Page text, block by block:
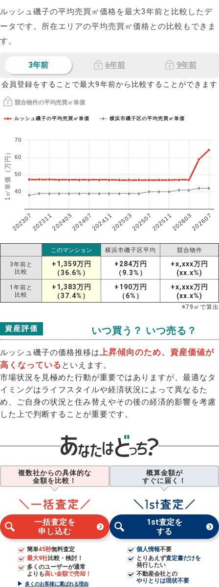
ルッシュ磯子の平均売買㎡価格を最大3年前と比較したデ
ータです。所在エリアの平均売買㎡価格との比較もできま
す。
3年前 6年前 9年前
会員登録をすることで最大9年前から比較することができます
競合物件の平均売買㎡単価
1㎡単価（万円）
ルッシュ磯子の平均売買㎡単価 横浜市磯子区の平均売買㎡単価
202307202311202403202407202411202503202507202511202603202607
40
50
60
70
このマンション 横浜市磯子区平均 競合物件
3年前と
比較
+1,359万円
（36.6%）
+284万円
（9.3%）
+x,xxx万円
(xx.x%)
1年前と
比較
+1,383万円
（37.4%）
+190万円
（6%）
+x,xxx万円
(xx.x%)
※79 ㎡で算出
資産評価 いつ買う？ いつ売る？
ルッシュ磯子の価格推移は 上昇傾向のため、資産価値が
高くなっている といえます。
市場状況を見極めた行動が重要ではありますが、最適なタ
イミングはライフスタイルや経済状況によって異なるた
め、ご自身の状況と住み替えやその後の経済的影響を考慮
した上で判断することが重要です。
複数社からの具体的な
金額を比較！
一括査定を
申し込む
簡単45秒無料査定
最大9社比較・検討！
多くのユーザーが通常
よりも高い金額で売却！
多くのお客様に選ばれる理由
概算金額が
すぐに届く！
1st査定を
する
個人情報不要
とりあえず査定書だけを
発行したい
不動産会社との
やりとりは現状不要